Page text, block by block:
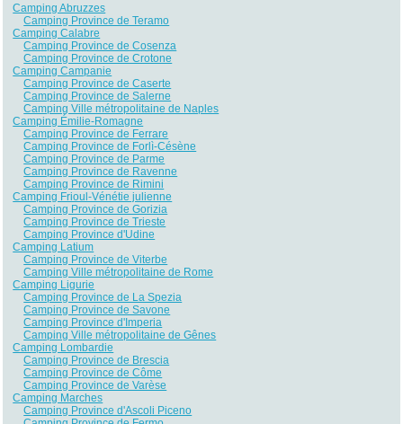
Camping Abruzzes
Camping Province de Teramo
Camping Calabre
Camping Province de Cosenza
Camping Province de Crotone
Camping Campanie
Camping Province de Caserte
Camping Province de Salerne
Camping Ville métropolitaine de Naples
Camping Émilie-Romagne
Camping Province de Ferrare
Camping Province de Forlì-Césène
Camping Province de Parme
Camping Province de Ravenne
Camping Province de Rimini
Camping Frioul-Vénétie julienne
Camping Province de Gorizia
Camping Province de Trieste
Camping Province d'Udine
Camping Latium
Camping Province de Viterbe
Camping Ville métropolitaine de Rome
Camping Ligurie
Camping Province de La Spezia
Camping Province de Savone
Camping Province d'Imperia
Camping Ville métropolitaine de Gênes
Camping Lombardie
Camping Province de Brescia
Camping Province de Côme
Camping Province de Varèse
Camping Marches
Camping Province d'Ascoli Piceno